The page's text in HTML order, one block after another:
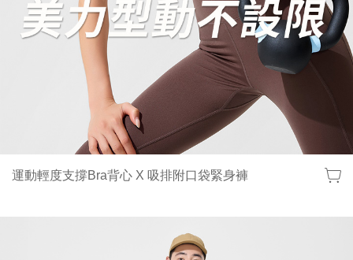
運動輕度支撐Bra背心 X 吸排附口袋緊身褲